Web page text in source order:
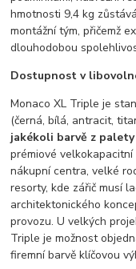
hmotnosti 9,4 kg
montážní tým, přičemž
dlouhodobou
Dostupnost v
Monaco XL Triple je
(černá, bílá, antracit,
jakékoli barvě z palety
prémiové
nákupní centra, velké
resorty, kde zářič musí
architektonického
provozu. U velkých
Triple je možnost
firemní barvě klíčovou